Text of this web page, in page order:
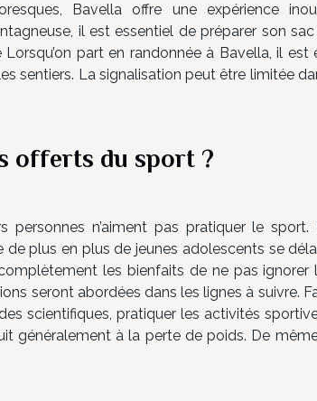
Bavella offre une expérience
il est essentiel de préparer son
part en randonnée à Bavella, il est
sentiers. La signalisation peut être limitée
offerts du sport ?
personnes n’aiment pas pratiquer le sport.
plus en plus de jeunes adolescents se
les bienfaits de ne pas ignorer
seront abordées dans les lignes à suivre.
scientifiques, pratiquer les activités
généralement à la perte de poids. De